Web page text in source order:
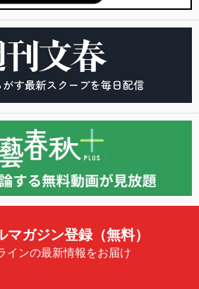
マガジン登録（無料）
インの最新情報をお届け